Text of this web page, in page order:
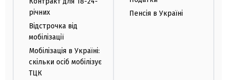
річних
Відстрочка від
мобілізації
Мобілізація в Україні:
скільки осіб мобілізує
ТЦК
Пенсія в Україні